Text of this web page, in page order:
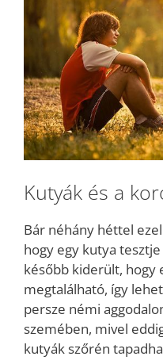
Kutyák és a
Bár néhány héttel
hogy egy kutya
később kiderült, hogy
megtalálható, így
persze némi
szemében, mivel
kutyák szőrén